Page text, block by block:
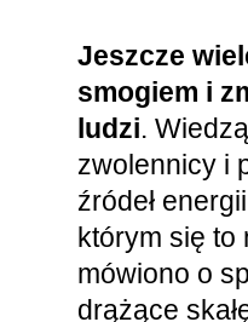
Jeszcze
smogiem i
ludzi.
zwolennicy i
źródeł
którym się to
mówiono o
drążące